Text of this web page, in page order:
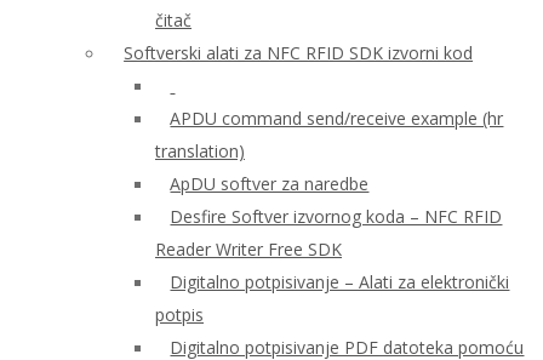
čitač
Softverski alati za NFC RFID SDK izvorni kod
APDU command send/receive example (hr
translation)
ApDU softver za naredbe
Desfire Softver izvornog koda – NFC RFID
Reader Writer Free SDK
Digitalno potpisivanje – Alati za elektronički
potpis
Digitalno potpisivanje PDF datoteka pomoću